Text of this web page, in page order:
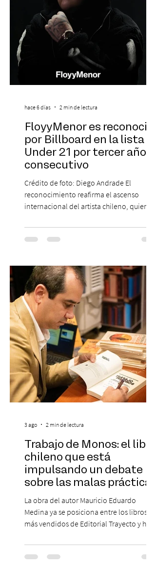
FloyyMenor es reconocido
por Billboard en la lista 21
Under 21 por tercer año
consecutivo
Crédito de foto: Diego Andrade El
reconocimiento reafirma el ascenso
internacional del artista chileno, quien
en la escena global. MIAMI, FL (3 de agosto
de 2026) — FloyyMenor ha sido
Under 21 por tercer año consecutivo,
formando parte una vez más de la
selección anual de la publicación que
destaca a los artistas menores de 21 años
más influyentes de la industria musical.
Este reconocimiento reaf
hace 6 días 2 min de lectura
Trabajo de Monos: el libro
chileno que está
impulsando un debate
sobre las malas prácticas
laborales y el futuro del
trabajo
La obra del autor Mauricio Eduardo
Medina ya se posiciona entre los libros
más vendidos de Editorial Trayecto y ha
para mejorar los procesos de selección
laboral en Chile. En un contexto donde el
3 ago 2 min de lectura